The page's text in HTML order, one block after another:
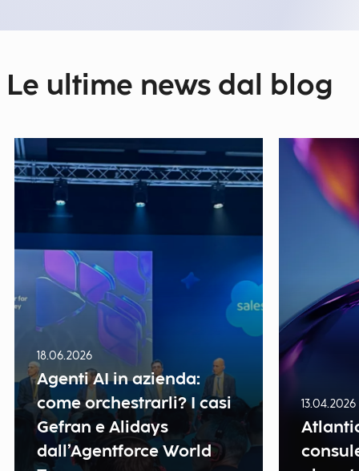
Le ultime news dal blog
18.06.2026
Agenti AI in azienda:
come orchestrarli? I casi
Gefran e Alidays
dall’Agentforce World
13.04.2026